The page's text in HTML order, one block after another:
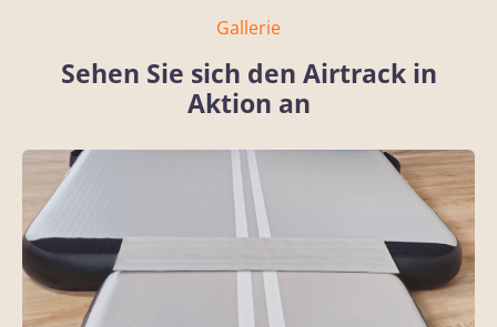
Gallerie
Sehen Sie sich den Airtrack in
Aktion an